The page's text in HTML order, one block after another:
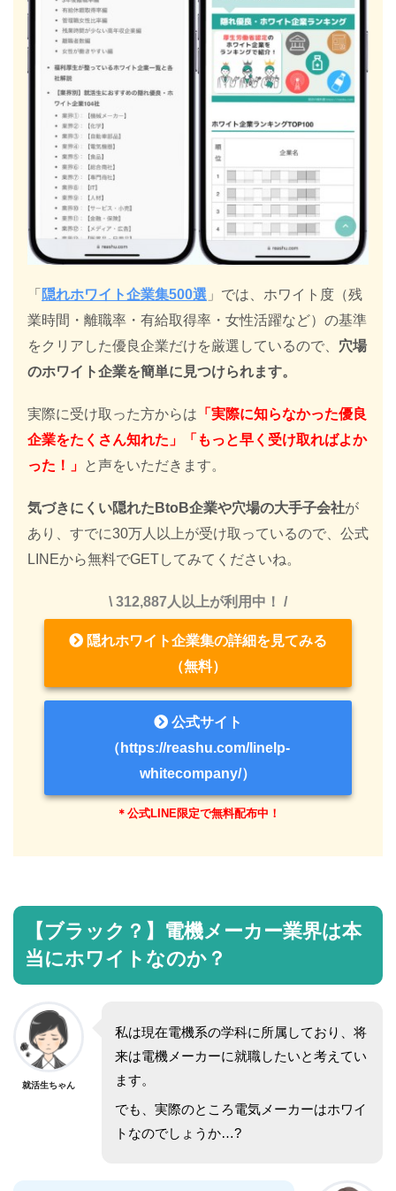
「 隠れホワイト企業集500選 」では、ホワイト度（残
業時間・離職率・有給取得率・女性活躍など）の基準
をクリアした優良企業だけを厳選しているので、 穴場
のホワイト企業を簡単に見つけられます。
実際に受け取った方からは 「実際に知らなかった優良
企業をたくさん知れた」「もっと早く受け取ればよか
った！」 と声をいただきます。
気づきにくい隠れたBtoB企業や穴場の大手子会社が
あり、すでに30万人以上が受け取っているので、公式
LINEから無料でGETしてみてくださいね。
\ 312,887人以上が利用中！ /
隠れホワイト企業集の詳細を見てみる
（無料）
公式サイト
（https://reashu.com/linelp-
whitecompany/）
＊公式LINE限定で無料配布中！
【ブラック？】電機メーカー業界は本
当にホワイトなのか？
就活生ちゃん
私は現在電機系の学科に所属しており、将
来は電機メーカーに就職したいと考えてい
ます。
でも、実際のところ電気メーカーはホワイ
トなのでしょうか…?